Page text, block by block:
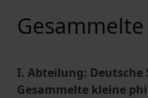
I. Abteilung: Deutsche
Gesammelte kleine